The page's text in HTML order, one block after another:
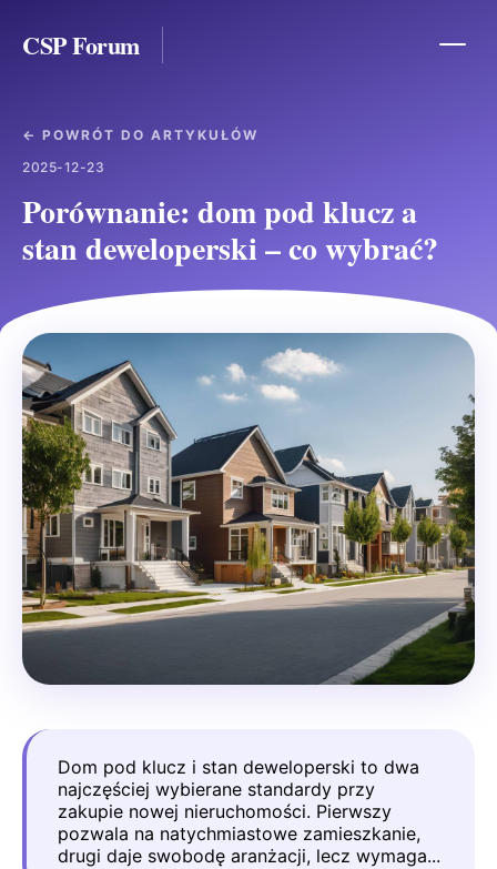
CSP Forum
← POWRÓT DO ARTYKUŁÓW
2025-12-23
Porównanie: dom pod klucz a
stan deweloperski – co wybrać?
Dom pod klucz i stan deweloperski to dwa
najczęściej wybierane standardy przy
zakupie nowej nieruchomości. Pierwszy
pozwala na natychmiastowe zamieszkanie,
drugi daje swobodę aranżacji, lecz wymaga...